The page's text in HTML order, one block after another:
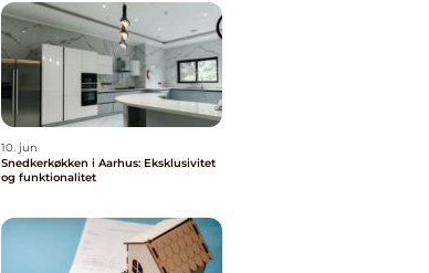
10. jun
Snedkerkøkken i Aarhus: Eksklusivitet
og funktionalitet